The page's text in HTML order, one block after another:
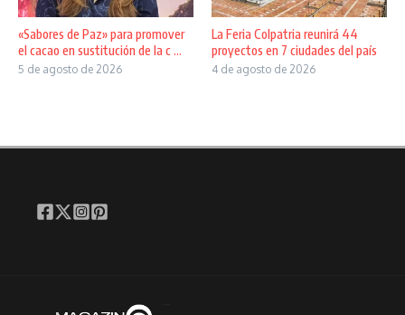
«Sabores de Paz» para promover
el cacao en sustitución de la c ...
5 de agosto de 2026
La Feria Colpatria reunirá 44
proyectos en 7 ciudades del país
4 de agosto de 2026